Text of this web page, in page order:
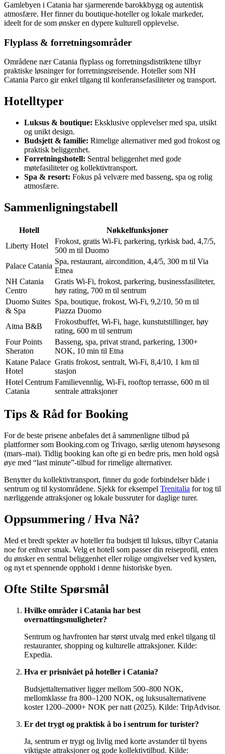
Gamlebyen i Catania har sjarmerende barokkbygg og autentisk
atmosfære. Her finner du boutique-hoteller og lokale markeder,
ideelt for de som ønsker en dypere kulturell opplevelse.
Flyplass & forretningsområder
Områdene nær Catania flyplass og forretningsdistriktene tilbyr
praktiske løsninger for forretningsreisende. Hoteller som NH
Catania Parco gir enkel tilgang til konferansefasiliteter og transport.
Hotelltyper
Luksus & boutique: Eksklusive opplevelser med spa, utsikt
og unikt design.
Budsjett & familie: Rimelige alternativer med god frokost og
praktisk beliggenhet.
Forretningshotell: Sentral beliggenhet med gode
møtefasiliteter og kollektivtransport.
Spa & resort: Fokus på velvære med basseng, spa og rolig
atmosfære.
Sammenligningstabell
Hotell
Nøkkelfunksjoner
Liberty Hotel
Frokost, gratis Wi-Fi, parkering, tyrkisk bad, 4,7/5,
500 m til Duomo
Palace Catania
Spa, restaurant, aircondition, 4,4/5, 300 m til Via
Etnea
NH Catania
Centro
Gratis Wi-Fi, frokost, parkering, businessfasiliteter,
høy rating, 700 m til sentrum
Duomo Suites
& Spa
Spa, boutique, frokost, Wi-Fi, 9,2/10, 50 m til
Piazza Duomo
Aitna B&B
Frokostbuffet, Wi-Fi, hage, kunstutstillinger, høy
rating, 600 m til sentrum
Four Points
Sheraton
Basseng, spa, privat strand, parkering, 1300+
NOK, 10 min til Etna
Katane Palace
Hotel
Gratis frokost, sentralt, Wi-Fi, 8,4/10, 1 km til
stasjon
Hotel Centrum
Catania
Familievennlig, Wi-Fi, rooftop terrasse, 600 m til
sentrale attraksjoner
Tips & Råd for Booking
For de beste prisene anbefales det å sammenligne tilbud på
plattformer som Booking.com og Trivago, særlig utenom høysesong
(mars–mai). Tidlig booking kan ofte gi en bedre pris, men hold også
øye med “last minute”-tilbud for rimelige alternativer.
Benytter du kollektivtransport, finner du gode forbindelser både i
sentrum og til kystområdene. Sjekk for eksempel Trenitalia for tog til
nærliggende attraksjoner og lokale bussruter for daglige turer.
Oppsummering / Hva Nå?
Med et bredt spekter av hoteller fra budsjett til luksus, tilbyr Catania
noe for enhver smak. Velg et hotell som passer din reiseprofil, enten
du ønsker en sentral beliggenhet eller rolige omgivelser ved kysten,
og nyt et spennende opphold i denne historiske byen.
Ofte Stilte Spørsmål
Hvilke områder i Catania har best
overnattingsmuligheter?
Sentrum og havfronten har størst utvalg med enkel tilgang til
restauranter, shopping og kulturelle attraksjoner. Kilde:
Expedia.
Hva er prisnivået på hoteller i Catania?
Budsjettalternativer ligger mellom 500–800 NOK,
mellomklasse fra 800–1200 NOK, og luksusalternativene
koster 1200–2000+ NOK per natt (2025). Kilde: TripAdvisor.
Er det trygt og praktisk å bo i sentrum for turister?
Ja, sentrum er trygt og livlig med korte avstander til byens
viktigste attraksjoner og gode kollektivtilbud. Kilde: